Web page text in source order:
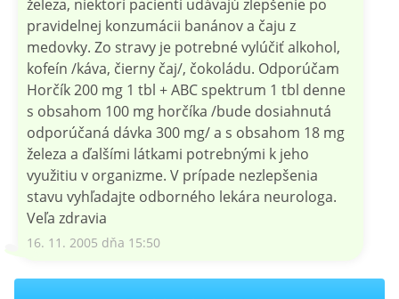
železa, niektorí pacienti udávajú zlepšenie po
pravidelnej konzumácii banánov a čaju z
medovky. Zo stravy je potrebné vylúčiť alkohol,
kofeín /káva, čierny čaj/, čokoládu. Odporúčam
Horčík 200 mg 1 tbl + ABC spektrum 1 tbl denne
s obsahom 100 mg horčíka /bude dosiahnutá
odporúčaná dávka 300 mg/ a s obsahom 18 mg
železa a ďalšími látkami potrebnými k jeho
využitiu v organizme. V prípade nezlepšenia
stavu vyhľadajte odborného lekára neurologa.
Veľa zdravia
16. 11. 2005 dňa 15:50